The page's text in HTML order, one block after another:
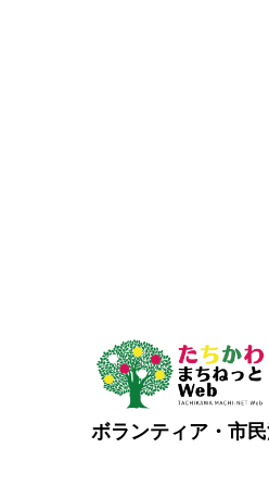
ボランティア・市